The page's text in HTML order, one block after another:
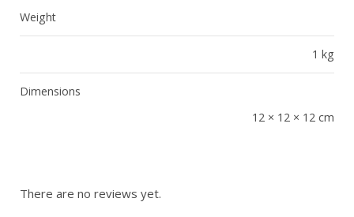
Weight
1 kg
Dimensions
12 × 12 × 12 cm
There are no reviews yet.